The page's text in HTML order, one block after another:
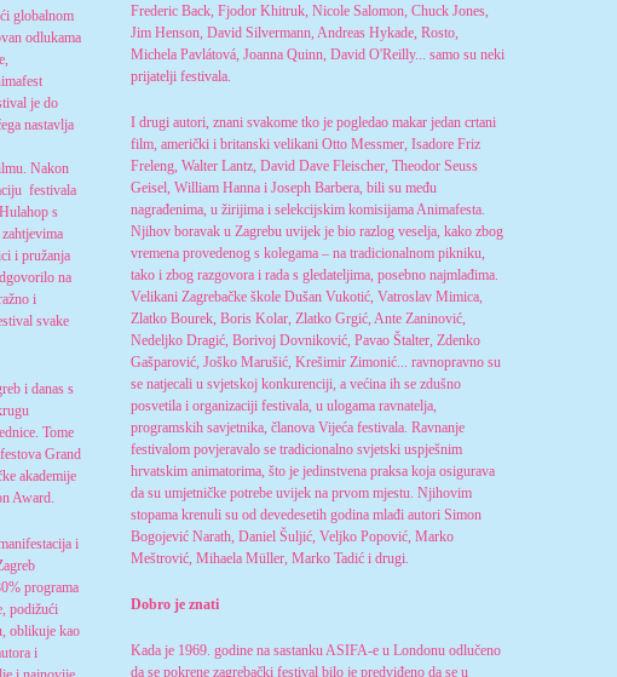
globalnom
odlukama
je do
nastavlja
Nakon
festivala
s
i pružanja
na
i
svake
i danas s
Tome
Grand
akademije
Award.
i
programa
podižući
oblikuje kao
i
Frederic Back, Fjodor Khitruk, Nicole Salomon, Chuck Jones,
Jim Henson, David Silvermann, Andreas Hykade, Rosto,
Michela Pavlátová, Joanna Quinn, David O'Reilly... samo su neki
prijatelji festivala.
I drugi autori, znani svakome tko je pogledao makar jedan crtani
film, američki i britanski velikani Otto Messmer, Isadore Friz
Freleng, Walter Lantz, David Dave Fleischer, Theodor Seuss
Geisel, William Hanna i Joseph Barbera, bili su među
nagrađenima, u žirijima i selekcijskim komisijama Animafesta.
Njihov boravak u Zagrebu uvijek je bio razlog veselja, kako zbog
vremena provedenog s kolegama – na tradicionalnom pikniku,
tako i zbog razgovora i rada s gledateljima, posebno najmlađima.
Velikani Zagrebačke škole Dušan Vukotić, Vatroslav Mimica,
Zlatko Bourek, Boris Kolar, Zlatko Grgić, Ante Zaninović,
Nedeljko Dragić, Borivoj Dovniković, Pavao Štalter, Zdenko
Gašparović, Joško Marušić, Krešimir Zimonić... ravnopravno su
se natjecali u svjetskoj konkurenciji, a većina ih se zdušno
posvetila i organizaciji festivala, u ulogama ravnatelja,
programskih savjetnika, članova Vijeća festivala. Ravnanje
festivalom povjeravalo se tradicionalno svjetski uspješnim
hrvatskim animatorima, što je jedinstvena praksa koja osigurava
da su umjetničke potrebe uvijek na prvom mjestu. Njihovim
stopama krenuli su od devedesetih godina mlađi autori Simon
Bogojević Narath, Daniel Šuljić, Veljko Popović, Marko
Meštrović, Mihaela Müller, Marko Tadić i drugi.
Dobro je znati
Kada je 1969. godine na sastanku ASIFA-e u Londonu odlučeno
da se pokrene zagrebački festival bilo je predviđeno da se u